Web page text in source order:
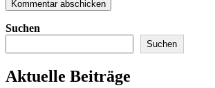
Suchen
Suchen
Aktuelle Beiträge